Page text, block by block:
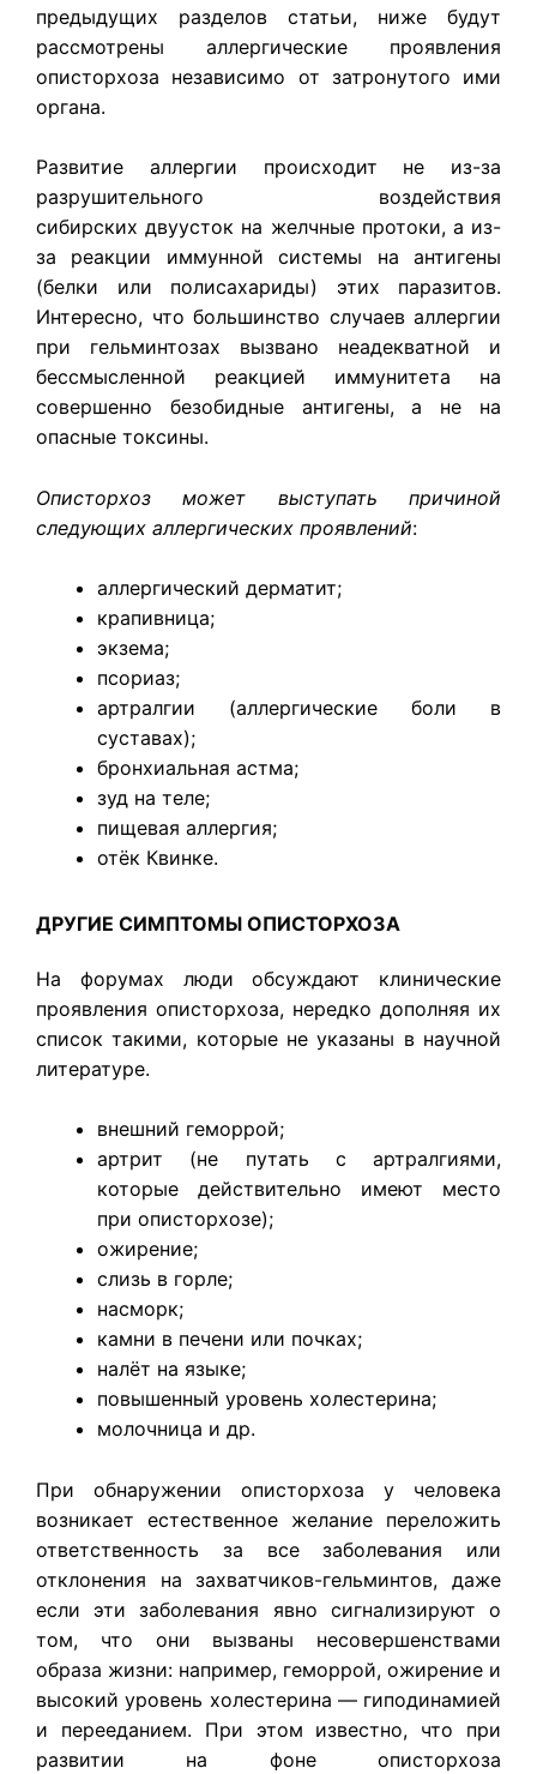
предыдущих разделов статьи, ниже будут
рассмотрены аллергические проявления
описторхоза независимо от затронутого ими
органа.
Развитие аллергии происходит не из-за
разрушительного воздействия
сибирских двуусток на желчные протоки, а из-
за реакции иммунной системы на антигены
(белки или полисахариды) этих паразитов.
Интересно, что большинство случаев аллергии
при гельминтозах вызвано неадекватной и
бессмысленной реакцией иммунитета на
совершенно безобидные антигены, а не на
опасные токсины.
Описторхоз может выступать причиной
следующих аллергических проявлений:
аллергический дерматит;
крапивница;
экзема;
псориаз;
артралгии (аллергические боли в
суставах);
бронхиальная астма;
зуд на теле;
пищевая аллергия;
отёк Квинке.
ДРУГИЕ СИМПТОМЫ ОПИСТОРХОЗА
На форумах люди обсуждают клинические
проявления описторхоза, нередко дополняя их
список такими, которые не указаны в научной
литературе.
внешний геморрой;
артрит (не путать с артралгиями,
которые действительно имеют место
при описторхозе);
ожирение;
слизь в горле;
насморк;
камни в печени или почках;
налёт на языке;
повышенный уровень холестерина;
молочница и др.
При обнаружении описторхоза у человека
возникает естественное желание переложить
ответственность за все заболевания или
отклонения на захватчиков-гельминтов, даже
если эти заболевания явно сигнализируют о
том, что они вызваны несовершенствами
образа жизни: например, геморрой, ожирение и
высокий уровень холестерина — гиподинамией
и перееданием. При этом известно, что при
развитии на фоне описторхоза